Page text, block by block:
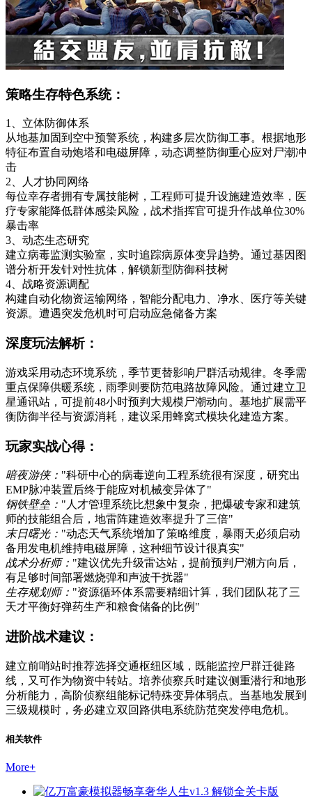
策略生存特色系统：
1、立体防御体系
从地基加固到空中预警系统，构建多层次防御工事。根据地形
特征布置自动炮塔和电磁屏障，动态调整防御重心应对尸潮冲
击
2、人才协同网络
每位幸存者拥有专属技能树，工程师可提升设施建造效率，医
疗专家能降低群体感染风险，战术指挥官可提升作战单位30%
暴击率
3、动态生态研究
建立病毒监测实验室，实时追踪病原体变异趋势。通过基因图
谱分析开发针对性抗体，解锁新型防御科技树
4、战略资源调配
构建自动化物资运输网络，智能分配电力、净水、医疗等关键
资源。遭遇突发危机时可启动应急储备方案
深度玩法解析：
游戏采用动态环境系统，季节更替影响尸群活动规律。冬季需
重点保障供暖系统，雨季则要防范电路故障风险。通过建立卫
星通讯站，可提前48小时预判大规模尸潮动向。基地扩展需平
衡防御半径与资源消耗，建议采用蜂窝式模块化建造方案。
玩家实战心得：
暗夜游侠： "科研中心的病毒逆向工程系统很有深度，研究出
EMP脉冲装置后终于能应对机械变异体了"
钢铁壁垒： "人才管理系统比想象中复杂，把爆破专家和建筑
师的技能组合后，地雷阵建造效率提升了三倍"
末日曙光： "动态天气系统增加了策略维度，暴雨天必须启动
备用发电机维持电磁屏障，这种细节设计很真实"
战术分析师： "建议优先升级雷达站，提前预判尸潮方向后，
有足够时间部署燃烧弹和声波干扰器"
生存规划师： "资源循环体系需要精细计算，我们团队花了三
天才平衡好弹药生产和粮食储备的比例"
进阶战术建议：
建立前哨站时推荐选择交通枢纽区域，既能监控尸群迁徙路
线，又可作为物资中转站。培养侦察兵时建议侧重潜行和地形
分析能力，高阶侦察组能标记特殊变异体弱点。当基地发展到
三级规模时，务必建立双回路供电系统防范突发停电危机。
相关软件
More+